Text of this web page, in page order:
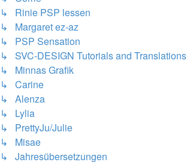
↳ Rinie PSP lessen
↳ Margaret ez-az
↳ PSP Sensation
↳ SVC-DESIGN Tutorials and Translations
↳ Minnas Grafik
↳ Carine
↳ Alenza
↳ Lylia
↳ PrettyJu/Julie
↳ Misae
↳ Jahresübersetzungen